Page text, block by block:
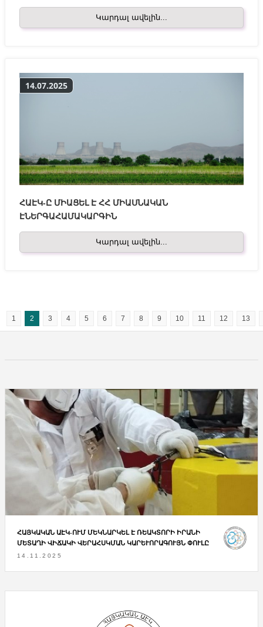
Կարդալ ավելին...
14.07.2025
ՀԱԷԿ-Ը ՄԻԱՑԵԼ Է ՀՀ ՄԻԱՍՆԱԿԱՆ
ԷՆԵՐԳԱՀԱՄԱԿԱՐԳԻՆ
Կարդալ ավելին...
1 2 3 4 5 6 7 8 9 10 11 12 13
ՀԱՅԿԱԿԱՆ ԱԷԿ-ՈՒՄ ՄԵԿՆԱՐԿԵԼ Է ՌԵԱԿՏՈՐԻ ԻՐԱՆԻ
ՄԵՏԱՂԻ ՎԻՃԱԿԻ ՎԵՐԱՀՍԿՄԱՆ ԿԱՐԵՒՈՐԱԳՈՒՅՆ ՓՈՒԼԸ
14.11.2025